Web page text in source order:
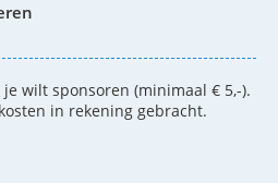
wilt sponsoren (minimaal € 5,-).
in rekening gebracht.